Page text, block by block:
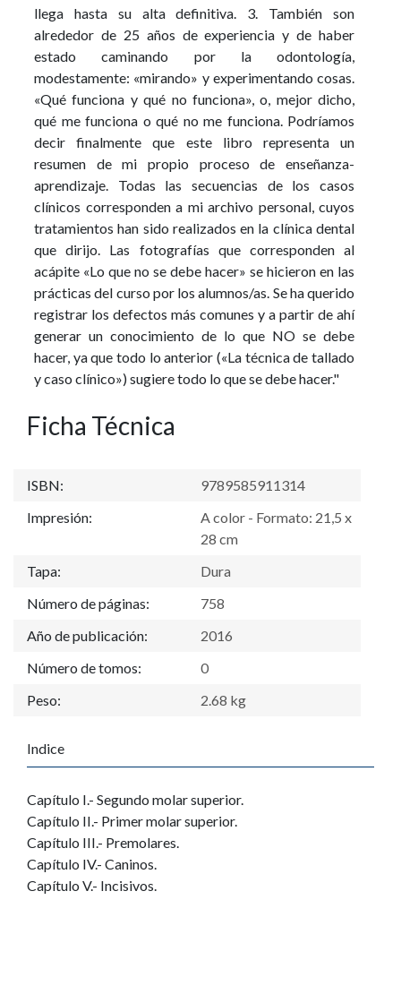
llega hasta su alta definitiva. 3. También son
alrededor de 25 años de experiencia y de haber
estado caminando por la odontología,
modestamente: «mirando» y experimentando cosas.
«Qué funciona y qué no funciona», o, mejor dicho,
qué me funciona o qué no me funciona. Podríamos
decir finalmente que este libro representa un
resumen de mi propio proceso de enseñanza-
aprendizaje. Todas las secuencias de los casos
clínicos corresponden a mi archivo personal, cuyos
tratamientos han sido realizados en la clínica dental
que dirijo. Las fotografías que corresponden al
acápite «Lo que no se debe hacer» se hicieron en las
prácticas del curso por los alumnos/as. Se ha querido
registrar los defectos más comunes y a partir de ahí
generar un conocimiento de lo que NO se debe
hacer, ya que todo lo anterior («La técnica de tallado
y caso clínico») sugiere todo lo que se debe hacer."
Ficha Técnica
ISBN:
9789585911314
Impresión:
A color - Formato: 21,5 x
28 cm
Tapa:
Dura
Número de páginas:
758
Año de publicación:
2016
Número de tomos:
0
Peso:
2.68 kg
Indice
Capítulo I.- Segundo molar superior.
Capítulo II.- Primer molar superior.
Capítulo III.- Premolares.
Capítulo IV.- Caninos.
Capítulo V.- Incisivos.